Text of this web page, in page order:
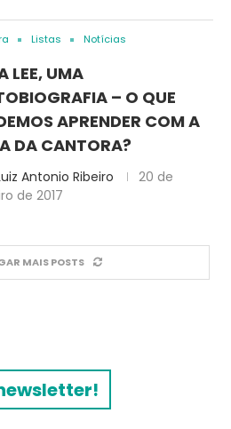
Listas Notícias
LEE, UMA
– O QUE
APRENDER COM A
DA CANTORA?
Antonio Ribeiro
20 de
de 2017
MAIS POSTS